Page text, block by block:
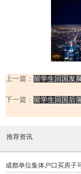
上一篇： 留学生回国发
下一篇： 留学生回国后
推荐资讯
成都单位集体户口买房子